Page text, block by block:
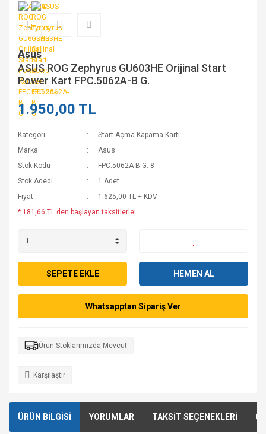
Asus
ASUS ROG Zephyrus GU603HE Orijinal Start
Power Kart FPC.5062A-B G.
1.950,00 TL
Kategori
Start Açma Kapama Kartı
Marka
Asus
Stok Kodu
FPC.5062A-B G.-8
Stok Adedi
1 Adet
Fiyat
1.625,00 TL + KDV
* 181,66 TL den başlayan taksitlerle!
SEPETE EKLE HEMEN AL
Whatsapptan Sipariş Ver
Ürün Stoklarımızda Mevcut
Karşılaştır
ÜRÜN BİLGİSİ YORUMLAR TAKSİT SEÇENEKLERİ